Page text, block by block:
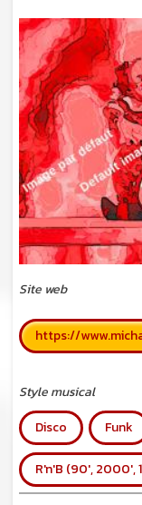
Site web
https://
Style musical
Disco
Funk
R'n'B (90', 2000',